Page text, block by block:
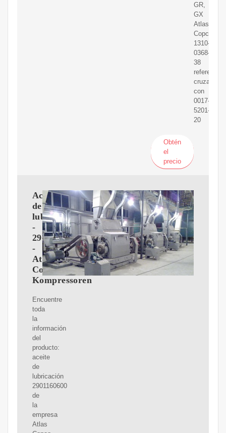
GR,
GX
Atlas
Copco
1310-
0368-
38
referencia
cruzada
con
0017-
5201-
20
Obtén
el
precio
Aceite
de
lubricación
-
2901160600
-
Atlas
Copco
Kompressoren
Encuentre
toda
la
información
del
producto:
aceite
de
lubricación
2901160600
de
la
empresa
Atlas